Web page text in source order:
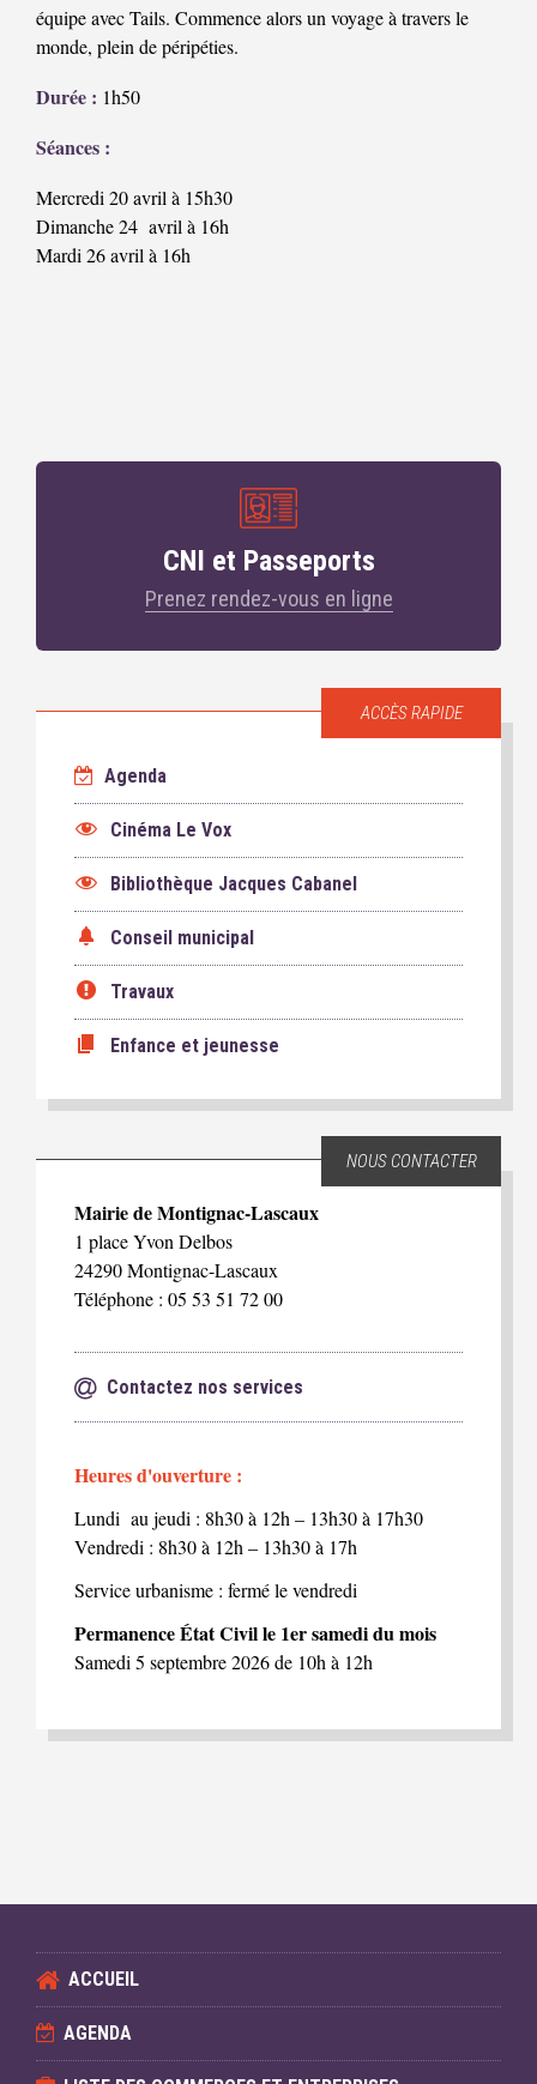
équipe avec Tails. Commence alors un voyage à travers le
monde, plein de péripéties.
Durée : 1h50
Séances :
Mercredi 20 avril à 15h30
Dimanche 24 avril à 16h
Mardi 26 avril à 16h
CNI et Passeports
Prenez rendez-vous en ligne
ACCÈS RAPIDE
Agenda
Cinéma Le Vox
Bibliothèque Jacques Cabanel
Conseil municipal
Travaux
Enfance et jeunesse
NOUS CONTACTER
Mairie de Montignac-Lascaux
1 place Yvon Delbos
24290 Montignac-Lascaux
Téléphone : 05 53 51 72 00
Contactez nos services
Heures d'ouverture :
Lundi au jeudi : 8h30 à 12h – 13h30 à 17h30
Vendredi : 8h30 à 12h – 13h30 à 17h
Service urbanisme : fermé le vendredi
Permanence État Civil le 1er samedi du mois
Samedi 5 septembre 2026 de 10h à 12h
ACCUEIL
AGENDA